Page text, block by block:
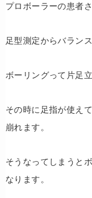
プロボーラーの患者
足型測定からバラン
ボーリングって片足
その時に足指が使え
崩れます。
そうなってしまうと
なります。